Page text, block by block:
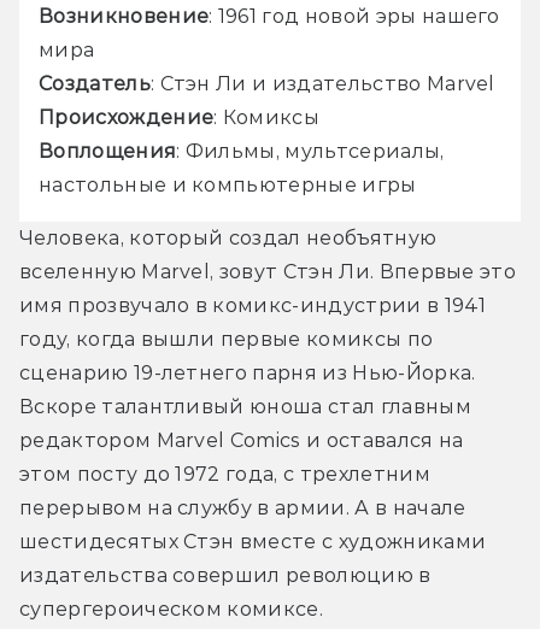
Возникновение: 1961 год новой эры нашего
мира
Создатель: Стэн Ли и издательство Marvel
Происхождение: Комиксы
Воплощения: Фильмы, мультсериалы,
настольные и компьютерные игры
Человека, который создал необъятную
вселенную Marvel, зовут Стэн Ли. Впервые это
имя прозвучало в комикс-индустрии в 1941
году, когда вышли первые комиксы по
сценарию 19-летнего парня из Нью-Йорка.
Вскоре талантливый юноша стал главным
редактором Marvel Comics и оставался на
этом посту до 1972 года, с трехлетним
перерывом на службу в армии. А в начале
шестидесятых Стэн вместе с художниками
издательства совершил революцию в
супергероическом комиксе.